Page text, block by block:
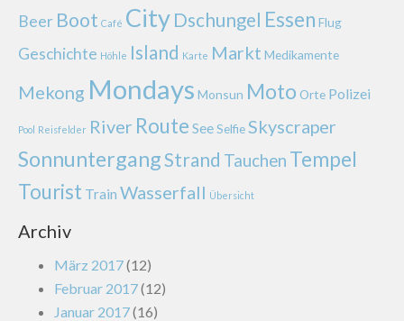
Beer Boot Café City Dschungel Essen Flug
Geschichte Höhle Island Karte Markt Medikamente
Mekong Mondays Monsun Moto Orte Polizei
Pool Reisfelder River Route SeeSelfie Skyscraper
Sonnuntergang Strand Tauchen Tempel
Tourist Train Wasserfall Übersicht
Archiv
März 2017(12)
Februar 2017(12)
Januar 2017(16)